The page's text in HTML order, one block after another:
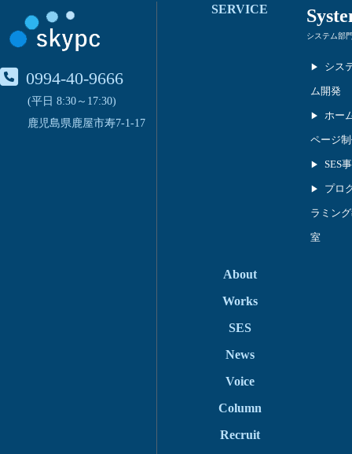
0994-40-9666
(平日 8:30～17:30)
鹿児島県鹿屋市寿7-1-17
SERVICE
システム部
シス
ム開発
ホー
ページ
SES
プロ
ラミン
室
About
Works
SES
News
Voice
Column
Recruit